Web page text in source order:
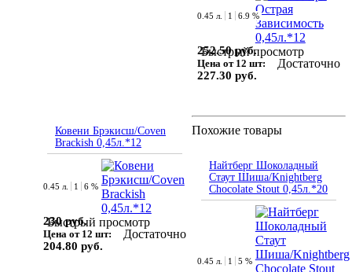
Быстрый просмотр
0.45 л. 1 6.9 %
252.50 руб.
Цена от 12 шт:
227.30 руб.
Достаточно
Ковени Брэкисш/Coven
Brackish 0,45л.*12
Быстрый просмотр
0.45 л. 1 6 %
230 руб.
Цена от 12 шт:
204.80 руб.
Достаточно
Похожие товары
Найтберг Шоколадный
Стаут Шиша/Knightberg
Chocolate Stout 0,45л.*20
0.45 л. 1 5 %